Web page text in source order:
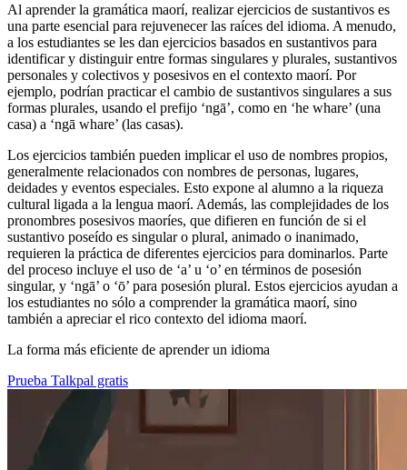
Al aprender la gramática maorí, realizar ejercicios de sustantivos es
una parte esencial para rejuvenecer las raíces del idioma. A menudo,
a los estudiantes se les dan ejercicios basados en sustantivos para
identificar y distinguir entre formas singulares y plurales, sustantivos
personales y colectivos y posesivos en el contexto maorí. Por
ejemplo, podrían practicar el cambio de sustantivos singulares a sus
formas plurales, usando el prefijo ‘ngā’, como en ‘he whare’ (una
casa) a ‘ngā whare’ (las casas).
Los ejercicios también pueden implicar el uso de nombres propios,
generalmente relacionados con nombres de personas, lugares,
deidades y eventos especiales. Esto expone al alumno a la riqueza
cultural ligada a la lengua maorí. Además, las complejidades de los
pronombres posesivos maoríes, que difieren en función de si el
sustantivo poseído es singular o plural, animado o inanimado,
requieren la práctica de diferentes ejercicios para dominarlos. Parte
del proceso incluye el uso de ‘a’ u ‘o’ en términos de posesión
singular, y ‘ngā’ o ‘ō’ para posesión plural. Estos ejercicios ayudan a
los estudiantes no sólo a comprender la gramática maorí, sino
también a apreciar el rico contexto del idioma maorí.
La forma más eficiente de aprender un idioma
Prueba Talkpal gratis